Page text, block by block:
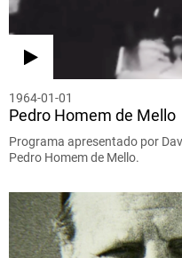
1964-01-01
Pedro Homem de Mello
Programa apresentado por
Pedro Homem de Mello.